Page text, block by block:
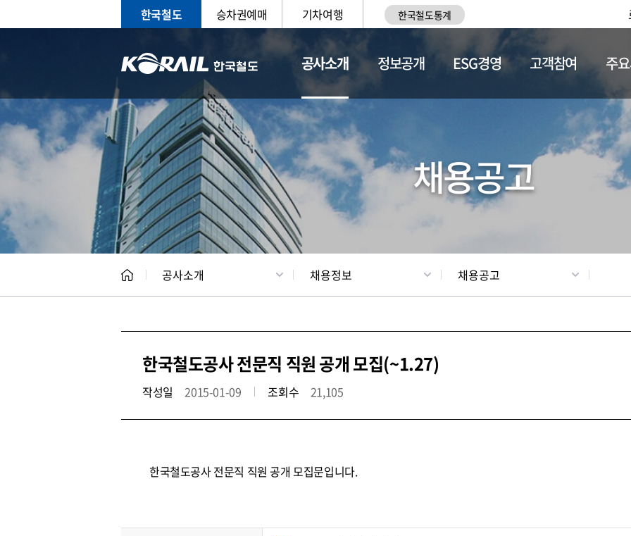
한국철도 승차권예매 기차여행 한국철도통계
공사소개
CEO 일반현황 채용정보
정보공개 ESG경영 고객참여 주
채용공고
공사소개 채용정보 채용공고
한국철도공사 전문직 직원 공개 모집(~1.27)
작성일 2015-01-09 조회수 21,105
한국철도공사 전문직 직원 공개 모집문입니다.